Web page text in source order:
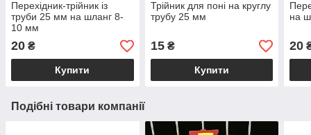
Перехідник-трійник із
труби 25 мм на шланг 8-
10 мм
20 ₴
Купити
Трійник для поні на круглу
трубу 25 мм
15₴
Купити
на
20
Подібні товари компанії